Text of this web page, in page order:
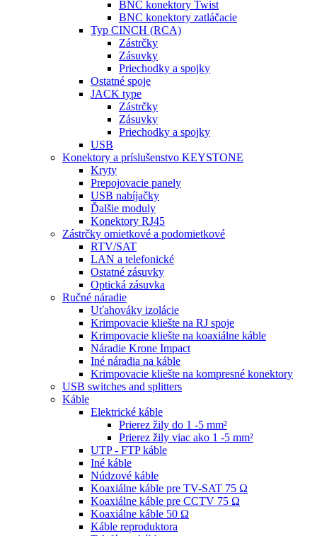
BNC konektory Twist
BNC konektory zatláčacie
Typ CINCH (RCA)
Zástrčky
Zásuvky
Priechodky a spojky
Ostatné spoje
JACK type
Zástrčky
Zásuvky
Priechodky a spojky
USB
Konektory a príslušenstvo KEYSTONE
Kryty
Prepojovacie panely
USB nabíjačky
Ďalšie moduly
Konektory RJ45
Zástrčky omietkové a podomietkové
RTV/SAT
LAN a telefonické
Ostatné zásuvky
Optická zásuvka
Ručné náradie
Uťahováky izolácie
Krimpovacie kliešte na RJ spoje
Krimpovacie kliešte na koaxiálne káble
Náradie Krone Impact
Iné náradia na káble
Krimpovacie kliešte na kompresné konektory
USB switches and splitters
Káble
Elektrické káble
Prierez žily do 1 -5 mm²
Prierez žily viac ako 1 -5 mm²
UTP - FTP káble
Iné káble
Núdzové káble
Koaxiálne káble pre TV-SAT 75 Ω
Koaxiálne káble pre CCTV 75 Ω
Koaxiálne káble 50 Ω
Káble reproduktora